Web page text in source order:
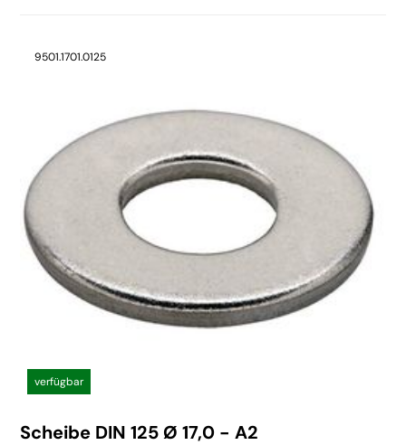
9501.1701.0125
verfügbar
Scheibe DIN 125 Ø 17,0 - A2